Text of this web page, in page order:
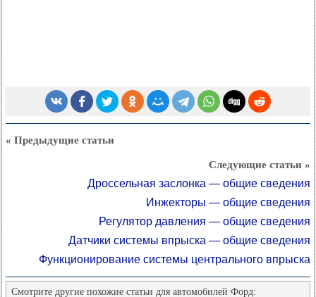
« Предыдущие статьи
Следующие статьи »
Дроссельная заслонка — общие сведения
Инжекторы — общие сведения
Регулятор давления — общие сведения
Датчики системы впрыска — общие сведения
Функционирование системы центрального впрыска
Смотрите другие похожие статьи для автомобилей Форд: